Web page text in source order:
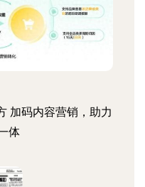
加码内容营销，助力
体